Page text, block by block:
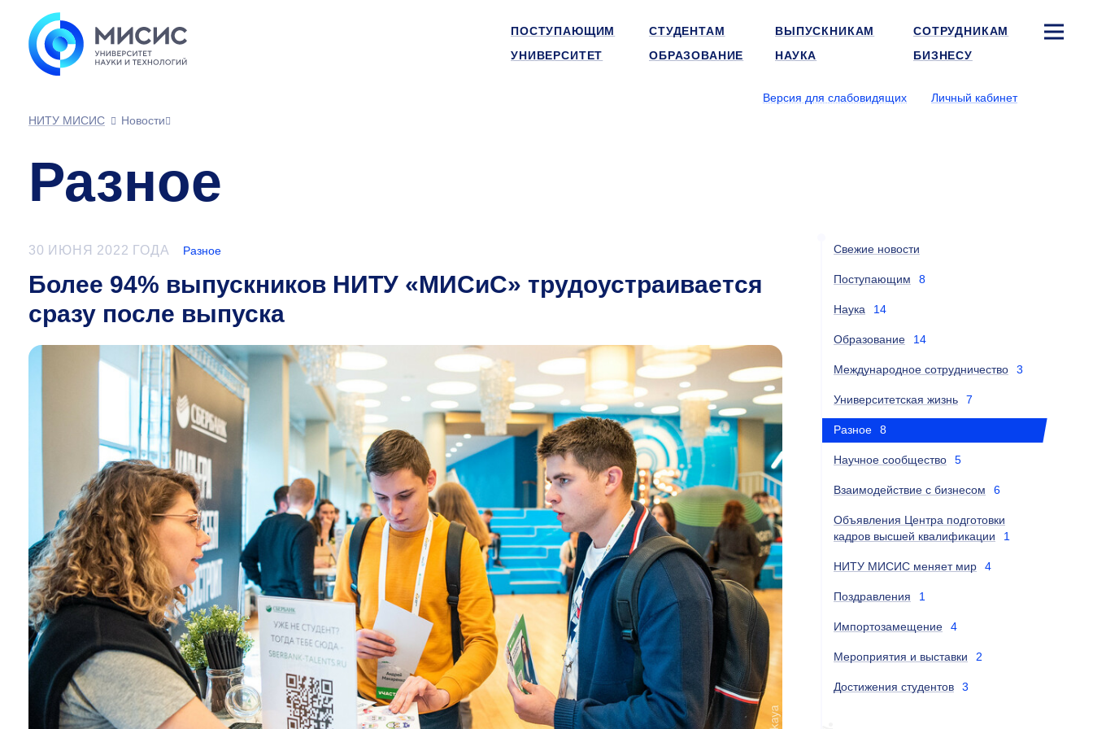
ПОСТУПАЮЩИМ СТУДЕНТАМ ВЫПУСКНИКАМ
СОТРУДНИКАМ
УНИВЕРСИТЕТ
ОБРАЗОВАНИЕ НАУКА БИЗНЕСУ
Версия для слабовидящих
Личный кабинет
НИТУ МИСИС
Новости
Разное
30 ИЮНЯ 2022 ГОДА Разное
Более 94% выпускников НИТУ «МИСиС» трудоустраивается
сразу после выпуска
Свежие новости
Поступающим 8
Наука 14
Образование 14
Международное сотрудничество 3
Университетская жизнь 7
Разное 8
Научное сообщество 5
Взаимодействие с бизнесом 6
Объявления Центра подготовки
кадров высшей квалификации
1
НИТУ МИСИС меняет мир 4
Поздравления 1
Импортозамещение 4
Мероприятия и выставки 2
Достижения студентов 3